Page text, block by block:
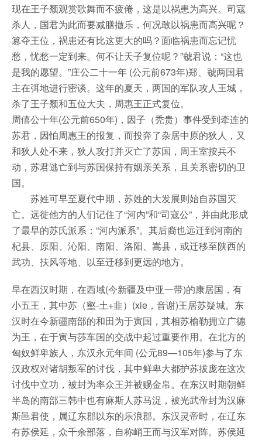
现在王子颓观赏歌舞而不疲倦，这是以祸患为高兴。司寇
杀人，国君为此而要减膳撤乐，何况敢以祸患而高兴呢？
篡夺王位，祸患还有比这更大的吗？面临祸患而忘记忧
愁，忧愁一定到来。何不让天子复位呢？”虢君说：“这也
是我的愿望。”庄公二十一年 (公元前673年)郑、虢两国君
主在弭地进行密谈。这年的夏天，两国的军队攻人王城，
杀了王子颓和五位大夫，周惠王正式复位。
周僖公十年(公元前650年)，因子（秃贵）事件受到牵连的
苏君，因怕周惠王的报复，而投奔了杂居中原的狄人，又
和狄人处不来，狄人攻打并灭亡了苏国，周王室按兵不
动，苏君逃亡到与苏国保持有姻亲关系，且关系密切的卫
国。
苏姓可早至夏代中期，苏姓的大发展则始自苏国灭
亡。远徙他方的人们记住了“河内”和“司寇公”，并由此形成
了最早的苏氏派系：“河内派系”。其后裔也远迁到河南的
杞县、原阳、沁阳、南阳、洛阳、嵩县，或迁移至陕西的
武功、扶风等地、以至迁移到更远的地方。
早在西汉时期，在西域(今新疆及中亚一带)的康居国，有
小五王，其中苏（壑-土+韭）(xie，音谢)王居苏疑城。东
汉时在今新疆南部的和田为于寅国，其相苏榆勒拥立广德
为王，在于寅与莎车国的交战中起过重要作用。在北方的
匈奴鲜卑族人，东汉永元年间 (公元89—105年)参与了东
汉政权对诸胡叛军的讨伐，其中鲜卑大都护苏拔庞在这次
讨伐中立功，被封为率众王并被赐金帛。在东汉时期朝鲜
半岛的南部三韩中也有麻斯人苏马浞，被光武帝封为汉麻
斯邑君使，属辽东郡以东的乐浪郡。东汉灵帝时，在辽东
有苏侯延，众千余部落，自称峭王而与汉军对阵。苏侯延